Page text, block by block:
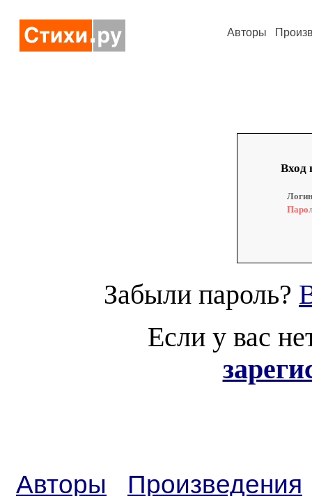
Авторы
Вход
Забыли пароль?
Если у вас
Авторы
Произведения